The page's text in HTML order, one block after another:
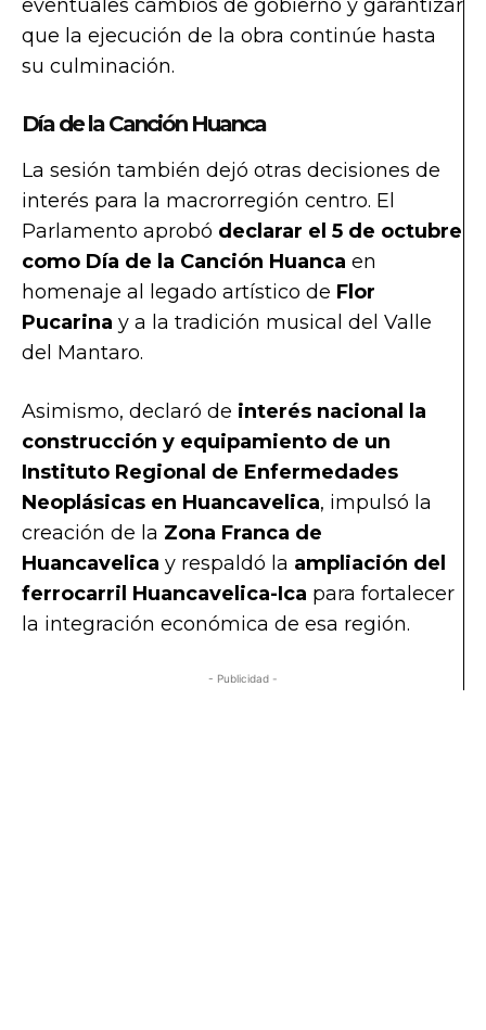
eventuales cambios de gobierno y garantizar
que la ejecución de la obra continúe hasta
su culminación.
Día de la Canción Huanca
La sesión también dejó otras decisiones de
interés para la macrorregión centro. El
Parlamento aprobó declarar el 5 de octubre
como Día de la Canción Huanca en
homenaje al legado artístico de Flor
Pucarina y a la tradición musical del Valle
del Mantaro.
Asimismo, declaró de interés nacional la
construcción y equipamiento de un
Instituto Regional de Enfermedades
Neoplásicas en Huancavelica, impulsó la
creación de la Zona Franca de
Huancavelica y respaldó la ampliación del
ferrocarril Huancavelica-Ica para fortalecer
la integración económica de esa región.
- Publicidad -